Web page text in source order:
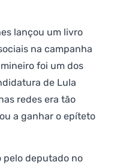
lançou um livro
na campanha
foi um dos
de Lula
redes era tão
a ganhar o epíteto
pelo deputado no